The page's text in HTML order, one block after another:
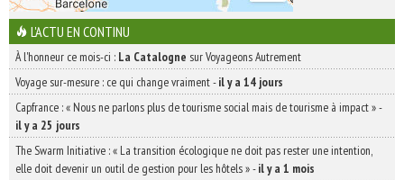
L'ACTU EN CONTINU
À l'honneur ce mois-ci : La Catalogne sur Voyageons Autrement
Voyage sur-mesure : ce qui change vraiment-il y a 14 jours
Capfrance : « Nous ne parlons plus de tourisme social mais de tourisme à impact »-
il y a 25 jours
The Swarm Initiative : « La transition écologique ne doit pas rester une intention,
elle doit devenir un outil de gestion pour les hôtels »-il y a 1 mois